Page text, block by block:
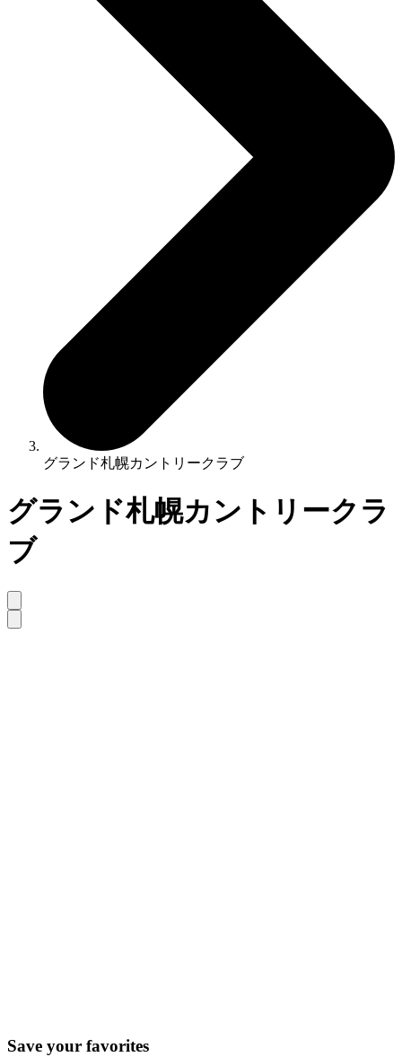
グランド札幌カントリークラブ
グランド札幌カントリークラ
ブ
Save your favorites